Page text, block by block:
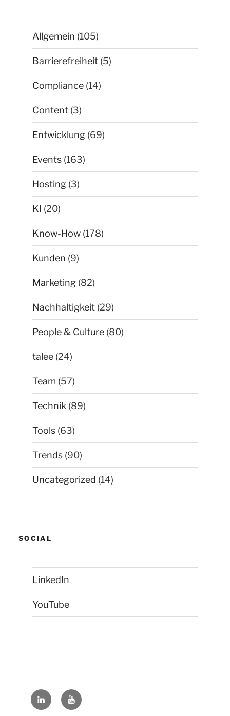
Allgemein (105)
Barrierefreiheit (5)
Compliance (14)
Content (3)
Entwicklung (69)
Events (163)
Hosting (3)
KI (20)
Know-How (178)
Kunden (9)
Marketing (82)
Nachhaltigkeit (29)
People & Culture (80)
talee (24)
Team (57)
Technik (89)
Tools (63)
Trends (90)
Uncategorized (14)
SOCIAL
LinkedIn
YouTube
LinkedInYouTube